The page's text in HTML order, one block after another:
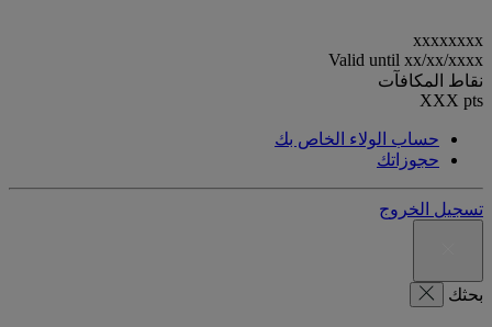
xxxxxxxx
Valid until xx/xx/xxxx
نقاط المكافآت
XXX pts
حساب الولاء الخاص بك
حجوزاتك
تسجيل الخروج
بحثك